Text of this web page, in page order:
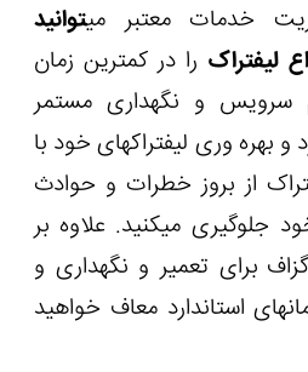
خدمات معتبر می‏توانید
لیفتراک را در کمترین زمان
سرویس و نگهداری مستمر
و بهره وری لیفتراک‏های خود با
از بروز خطرات و حوادث
جلوگیری می‏کنید. علاوه بر
برای تعمیر و نگهداری و
استاندارد معاف خواهید